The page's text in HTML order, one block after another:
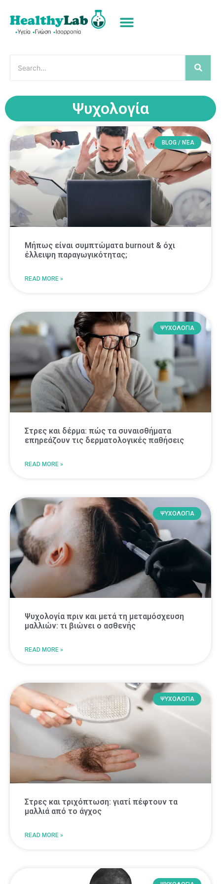
Ψυχολογία
BLOG / ΝΈΑ
Μήπως είναι συμπτώματα burnout & όχι
έλλειψη παραγωγικότητας;
READ MORE »
ΨΥΧΟΛΟΓΙΑ
Στρες και δέρμα: πώς τα συναισθήματα
επηρεάζουν τις δερματολογικές παθήσεις
READ MORE »
ΨΥΧΟΛΟΓΙΑ
Ψυχολογία πριν και μετά τη μεταμόσχευση
μαλλιών: τι βιώνει ο ασθενής
READ MORE »
ΨΥΧΟΛΟΓΙΑ
Στρες και τριχόπτωση: γιατί πέφτουν τα
μαλλιά από το άγχος
READ MORE »